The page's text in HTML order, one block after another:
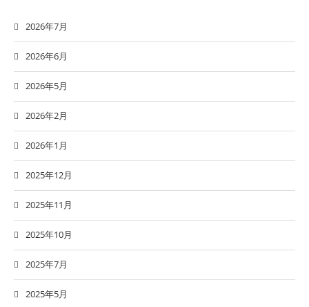
2026年7月
2026年6月
2026年5月
2026年2月
2026年1月
2025年12月
2025年11月
2025年10月
2025年7月
2025年5月